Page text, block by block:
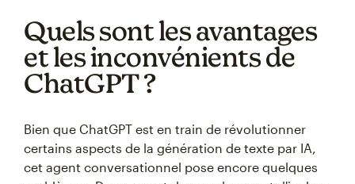
Quels sont les avantages
et les inconvénients de
ChatGPT ?
Bien que ChatGPT est en train de révolutionner
certains aspects de la génération de texte par IA,
cet agent conversationnel pose encore quelques